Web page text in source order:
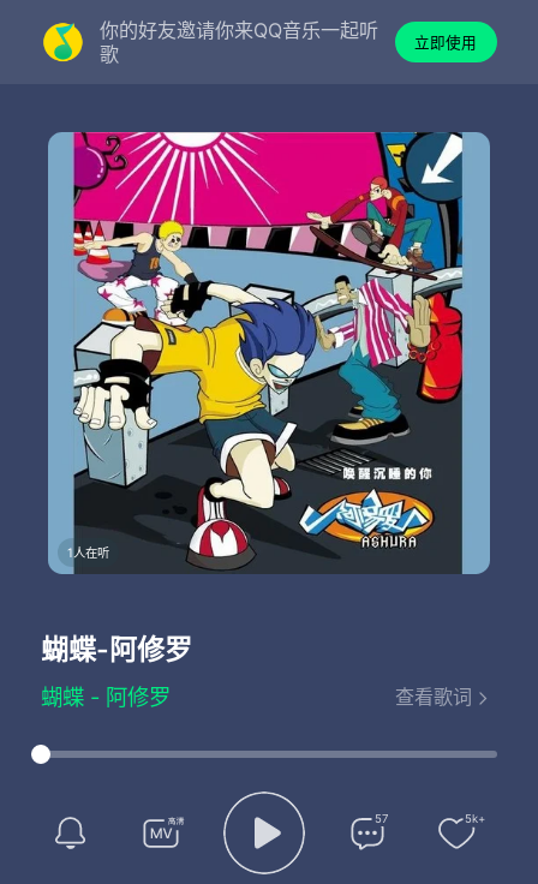
你的好友邀请你来QQ音乐一起听
歌
立即使用
1人在听
蝴蝶-阿修罗
蝴蝶 - 阿修罗
曲：阿修罗乐队
You are butterfly
被束缚的身体
阳光下展开
查看歌词
57 5k+